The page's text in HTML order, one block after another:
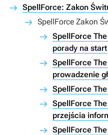
SpellForce: Zakon
SpellForce Zakon
SpellForce
porady na start
SpellForce
prowadzenie
SpellForce
SpellForce
przejścia
SpellForce